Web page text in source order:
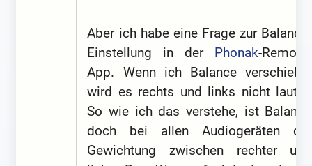
Aber ich habe eine Frage zur Balance-
Einstellung in der Phonak-Remote-
App. Wenn ich Balance verschiebe,
wird es rechts und links nicht lauter.
So wie ich das verstehe, ist Balance
doch bei allen Audiogeräten die
Gewichtung zwischen rechter und